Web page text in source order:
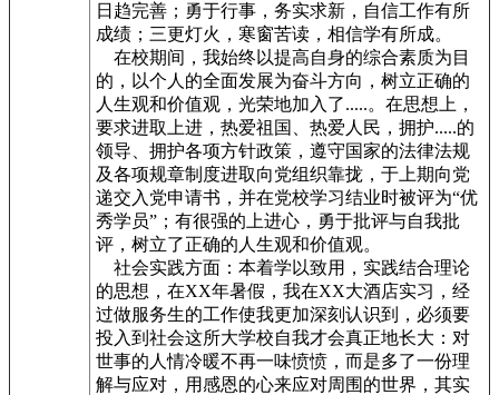
日趋完善；勇于行事，务实求新，自信工作有所
成绩；三更灯火，寒窗苦读，相信学有所成。
在校期间，我始终以提高自身的综合素质为目
的，以个人的全面发展为奋斗方向，树立正确的
人生观和价值观，光荣地加入了.....。在思想上，
要求进取上进，热爱祖国、热爱人民，拥护.....的
领导、拥护各项方针政策，遵守国家的法律法规
及各项规章制度进取向党组织靠拢，于上期向党
递交入党申请书，并在党校学习结业时被评为“优
秀学员”；有很强的上进心，勇于批评与自我批
评，树立了正确的人生观和价值观。
社会实践方面：本着学以致用，实践结合理论
的思想，在XX年暑假，我在XX大酒店实习，经
过做服务生的工作使我更加深刻认识到，必须要
投入到社会这所大学校自我才会真正地长大：对
世事的人情冷暖不再一味愤愤，而是多了一份理
解与应对，用感恩的心来应对周围的世界，其实